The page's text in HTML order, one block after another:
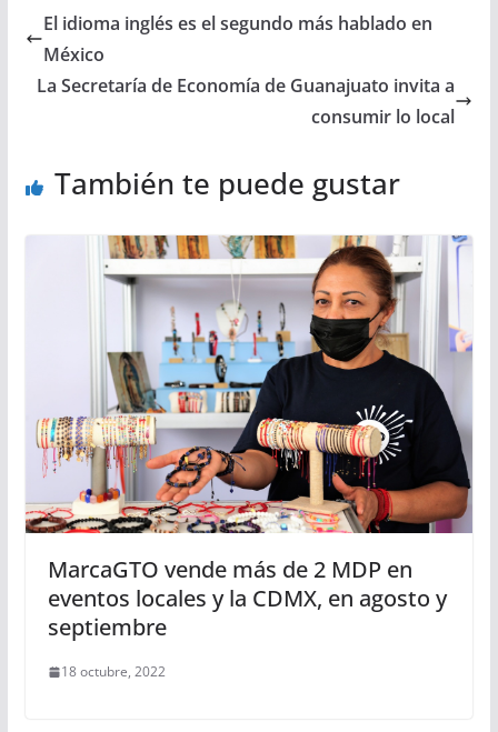
El idioma inglés es el segundo más hablado en
México
La Secretaría de Economía de Guanajuato invita a
consumir lo local
También te puede gustar
MarcaGTO vende más de 2 MDP en
eventos locales y la CDMX, en agosto y
septiembre
18 octubre, 2022